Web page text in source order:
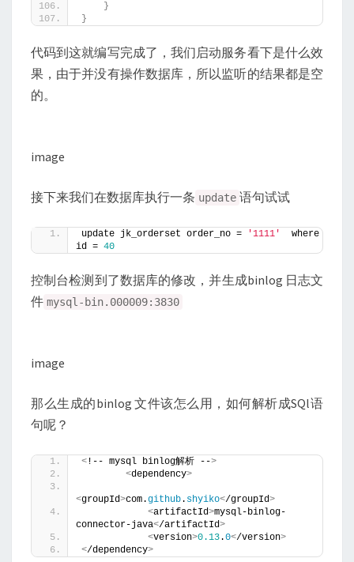
}
}
代码到这就编写完成了，我们启动服务看下是什么效
果，由于并没有操作数据库，所以监听的结果都是空
的。
image
接下来我们在数据库执行一条 update 语句试试
update jk_orderset order_no = '1111'
  where
id = 40
控制台检测到了数据库的修改，并生成binlog 日志文
件 mysql-bin.000009:3830
image
那么生成的binlog 文件该怎么用，如何解析成SQl语
句呢？
< !-- mysql binlog解析 -->
<dependency>
<groupId>com.github. shyiko</groupId>
<artifactId>mysql-binlog-
connector-java</artifactId>
<version>0.13.0</version>
</dependency>